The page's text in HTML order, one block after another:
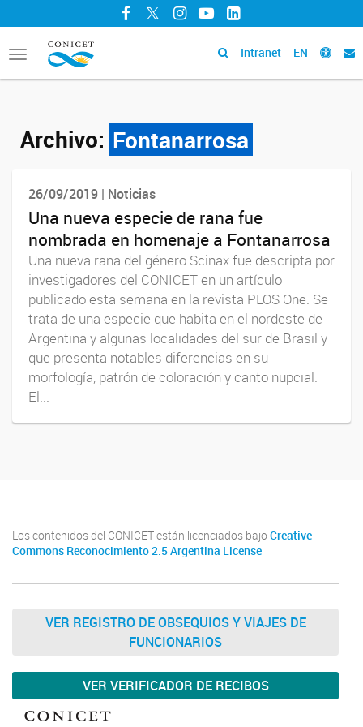
Facebook
TwitterInstagram
YouTubeLinkedIn
Toggle
navigation
Intranet EN
Archivo: Fontanarrosa
26/09/2019 | Noticias
Una nueva especie de rana fue
nombrada en homenaje a Fontanarrosa
Una nueva rana del género Scinax fue descripta por
investigadores del CONICET en un artículo
publicado esta semana en la revista PLOS One. Se
trata de una especie que habita en el nordeste de
Argentina y algunas localidades del sur de Brasil y
que presenta notables diferencias en su
morfología, patrón de coloración y canto nupcial.
El...
Los contenidos del CONICET están licenciados bajo Creative
Commons Reconocimiento 2.5 Argentina License
VER REGISTRO DE OBSEQUIOS Y VIAJES DE
FUNCIONARIOS
VER VERIFICADOR DE RECIBOS